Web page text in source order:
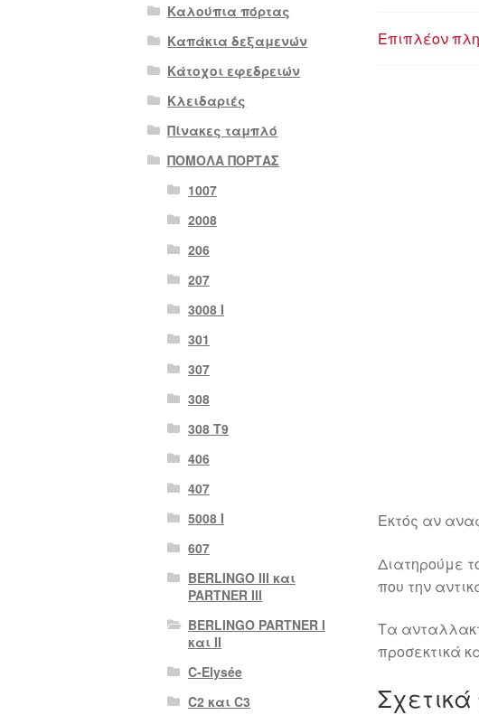
Επιπλέον
Εκτός αν
Διατηρούμε
που την
Τα
προσεκτικά
Σχετικά
Καλούπια πόρτας
Καπάκια δεξαμενών
Κάτοχοι εφεδρειών
Κλειδαριές
Πίνακες ταμπλό
ΠΟΜΟΛΑ ΠΟΡΤΑΣ
1007
2008
206
207
3008 Ι
301
307
308
308 Τ9
406
407
5008 Ι
607
BERLINGO III και
PARTNER III
BERLINGO PARTNER I
και II
C-Elysée
C2 και C3